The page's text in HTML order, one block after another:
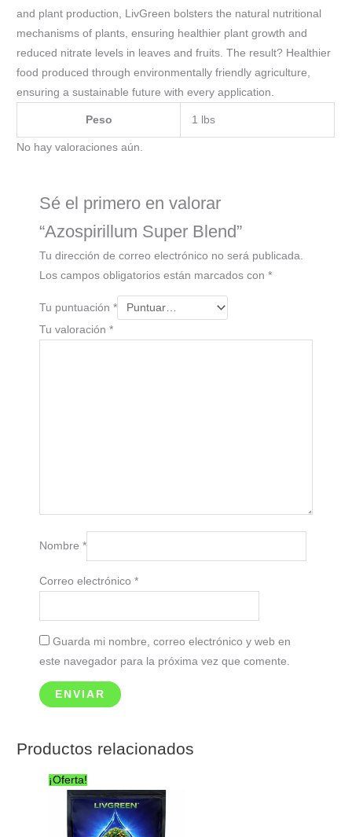
and plant production, LivGreen bolsters the natural nutritional
mechanisms of plants, ensuring healthier plant growth and
reduced nitrate levels in leaves and fruits. The result? Healthier
food produced through environmentally friendly agriculture,
ensuring a sustainable future with every application.
Peso 1 lbs
No hay valoraciones aún.
Sé el primero en valorar
“Azospirillum Super Blend”
Tu dirección de correo electrónico no será publicada.
Los campos obligatorios están marcados con*
Tu puntuación*
Tu valoración*
Nombre*
Correo electrónico*
Guarda mi nombre, correo electrónico y web en
este navegador para la próxima vez que comente.
Productos relacionados
¡Oferta!
El
precio
original
era:
$59.99.
precio
actual
es:
$49.99.